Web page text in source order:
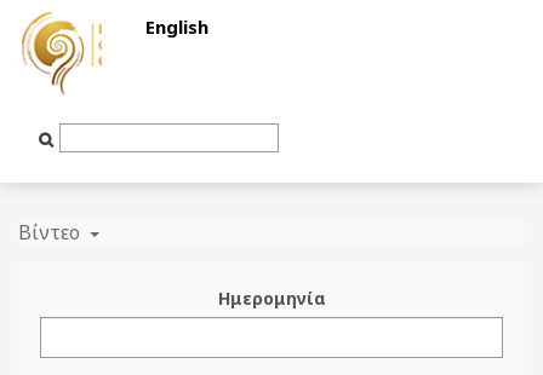
English
Input
Βίντεο
Ημερομηνία